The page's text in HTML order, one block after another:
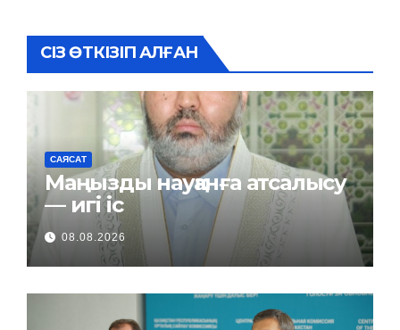
СІЗ ӨТКІЗІП АЛҒАН
САЯСАТ
Маңызды науқанға атсалысу
— игі іс
08.08.2026